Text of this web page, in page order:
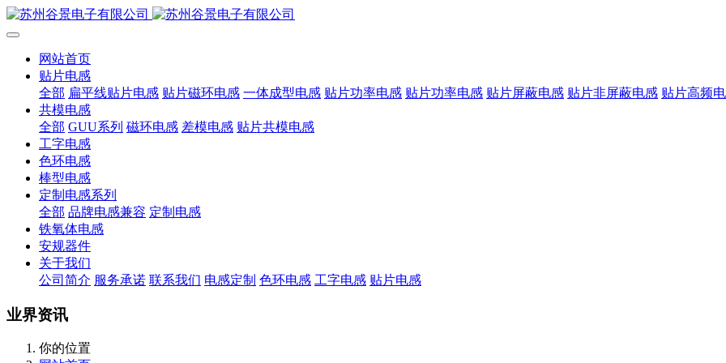
网站首页
贴片电感
全部 扁平线贴片电感 贴片磁环电感 一体成型电感 贴片功率电感 贴片功率电感 贴片屏蔽电感 贴片非屏蔽电感 贴片高频
共模电感
全部 GUU系列 磁环电感 差模电感 贴片共模电感
工字电感
色环电感
棒型电感
定制电感系列
全部 品牌电感兼容 定制电感
铁氧体电感
安规器件
关于我们
公司简介 服务承诺 联系我们 电感定制 色环电感 工字电感 贴片电感
业界资讯
你的位置